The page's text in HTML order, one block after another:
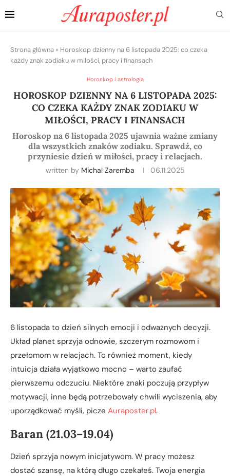
Strona główna » Horoskop dzienny na 6 listopada 2025: co czeka
każdy znak zodiaku w miłości, pracy i finansach
Horoskop i astrologia
HOROSKOP DZIENNY NA 6 LISTOPADA 2025:
CO CZEKA KAŻDY ZNAK ZODIAKU W
MIŁOŚCI, PRACY I FINANSACH
Horoskop na 6 listopada 2025 ujawnia ważne zmiany
dla wszystkich znaków zodiaku. Sprawdź, co
przyniesie dzień w miłości, pracy i relacjach.
written by Michal Zaremba 06.11.2025
6 listopada to dzień silnych emocji i odważnych decyzji.
Układ planet sprzyja odnowie, szczerym rozmowom i
przełomom w relacjach. To również moment, kiedy
intuicja działa wyjątkowo mocno – warto zaufać
pierwszemu odczuciu. Niektóre znaki poczują przypływ
motywacji, inne będą potrzebowały chwili wyciszenia, aby
uporządkować myśli, picze Auraposter.pl.
Baran (21.03–19.04)
Dzień sprzyja nowym inicjatywom. W pracy możesz
dostać szansę, na którą długo czekałeś. Twoja energia